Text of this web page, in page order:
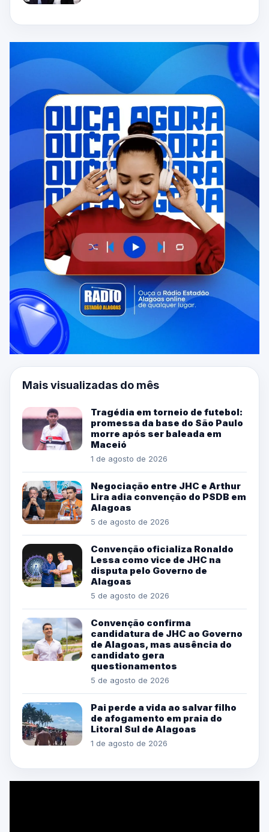
Mais visualizadas do mês
Tragédia em torneio de futebol:
promessa da base do São Paulo
morre após ser baleada em
Maceió
1 de agosto de 2026
Negociação entre JHC e Arthur
Lira adia convenção do PSDB em
Alagoas
5 de agosto de 2026
Convenção oficializa Ronaldo
Lessa como vice de JHC na
disputa pelo Governo de
Alagoas
5 de agosto de 2026
Convenção confirma
candidatura de JHC ao Governo
de Alagoas, mas ausência do
candidato gera
questionamentos
5 de agosto de 2026
Pai perde a vida ao salvar filho
de afogamento em praia do
Litoral Sul de Alagoas
1 de agosto de 2026